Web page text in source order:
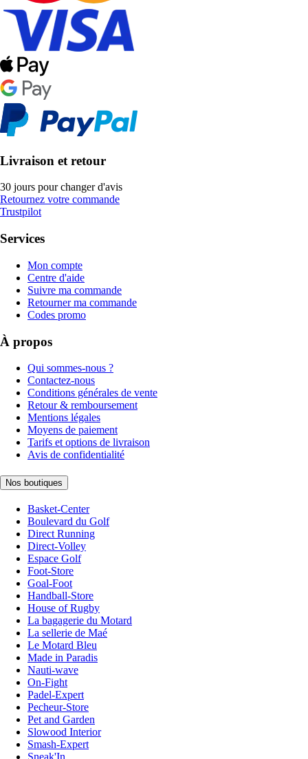
Livraison et retour
30 jours pour changer d'avis
Retournez votre commande
Trustpilot
Services
Mon compte
Centre d'aide
Suivre ma commande
Retourner ma commande
Codes promo
À propos
Qui sommes-nous ?
Contactez-nous
Conditions générales de vente
Retour & remboursement
Mentions légales
Moyens de paiement
Tarifs et options de livraison
Avis de confidentialité
Nos boutiques
Basket-Center
Boulevard du Golf
Direct Running
Direct-Volley
Espace Golf
Foot-Store
Goal-Foot
Handball-Store
House of Rugby
La bagagerie du Motard
La sellerie de Maé
Le Motard Bleu
Made in Paradis
Nauti-wave
On-Fight
Padel-Expert
Pecheur-Store
Pet and Garden
Slowood Interior
Smash-Expert
Sneak'In